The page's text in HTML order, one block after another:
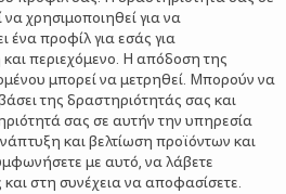
χρησιμοποιηθεί για να
ένα προφίλ για εσάς για
περιεχόμενο. Η απόδοση της
μπορεί να μετρηθεί. Μπορούν να
της δραστηριότητάς σας και
σας σε αυτήν την υπηρεσία
και βελτίωση προϊόντων και
με αυτό, να λάβετε
στη συνέχεια να αποφασίσετε.